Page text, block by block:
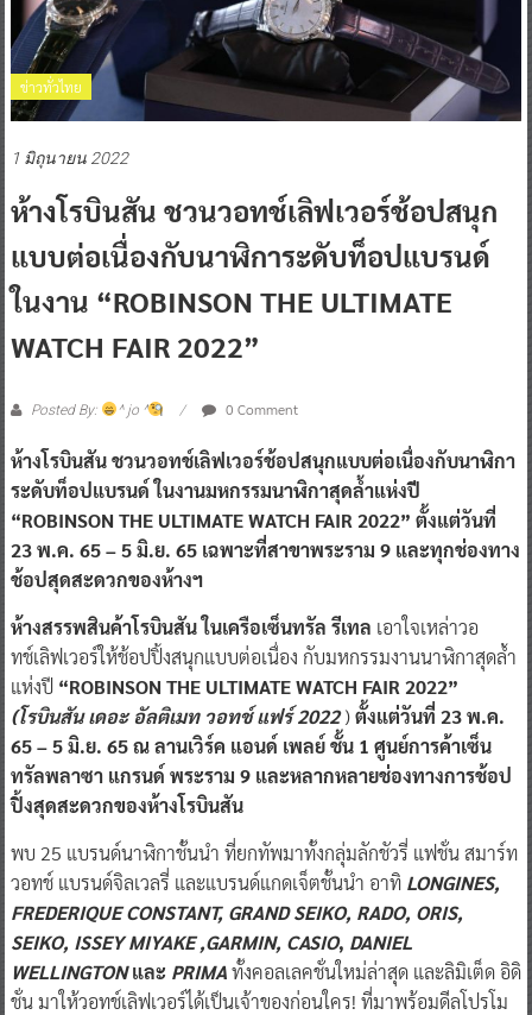
ข่าวทั่วไทย
1 มิถุนายน 2022
ห้างโรบินสัน ชวนวอทช์เลิฟเวอร์ช้อปสนุก
แบบต่อเนื่องกับนาฬิการะดับท็อปแบรนด์
ในงาน “ROBINSON THE ULTIMATE
WATCH FAIR 2022”
Posted By: ^ jo ^ 0 Comment
ห้างโรบินสัน ชวนวอทช์เลิฟเวอร์ช้อปสนุกแบบต่อเนื่องกับนาฬิกา
ระดับท็อปแบรนด์ ในงานมหกรรมนาฬิกาสุดล้ำแห่งปี
“ROBINSON THE ULTIMATE WATCH FAIR 2022” ตั้งแต่วันที่
23 พ.ค. 65 – 5 มิ.ย. 65 เฉพาะที่สาขาพระราม 9 และทุกช่องทาง
ช้อปสุดสะดวกของห้างฯ
ห้างสรรพสินค้าโรบินสัน ในเครือเซ็นทรัล รีเทล เอาใจเหล่าวอ
ทช์เลิฟเวอร์ให้ช้อปปิ้งสนุกแบบต่อเนื่อง กับมหกรรมงานนาฬิกาสุดล้ำ
แห่งปี “ROBINSON THE ULTIMATE WATCH FAIR 2022”
(โรบินสัน เดอะ อัลติเมท วอทช์ แฟร์ 2022)ตั้งแต่วันที่ 23 พ.ค.
65 – 5 มิ.ย. 65 ณ ลานเวิร์ค แอนด์ เพลย์ ชั้น 1 ศูนย์การค้าเซ็น
ทรัลพลาซา แกรนด์ พระราม 9 และหลากหลายช่องทางการช้อป
ปิ้งสุดสะดวกของห้างโรบินสัน
พบ 25 แบรนด์นาฬิกาชั้นนำ ที่ยกทัพมาทั้งกลุ่มลักชัวรี่ แฟชั่น สมาร์ท
วอทช์ แบรนด์จิลเวลรี่ และแบรนด์แกดเจ็ตชั้นนำ อาทิ LONGINES,
FREDERIQUE CONSTANT, GRAND SEIKO, RADO, ORIS,
SEIKO, ISSEY MIYAKE ,GARMIN, CASIO, DANIEL
WELLINGTONและ PRIMAทั้งคอลเลคชั่นใหม่ล่าสุด และลิมิเต็ด อิดิ
ชั่น มาให้วอทช์เลิฟเวอร์ได้เป็นเจ้าของก่อนใคร! ที่มาพร้อมดีลโปรโม